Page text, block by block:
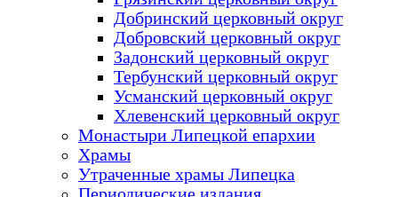
Добринский церковный округ
Добровский церковный округ
Задонский церковный округ
Тербунский церковный округ
Усманский церковный округ
Хлевенский церковный округ
Монастыри Липецкой епархии
Храмы
Утраченные храмы Липецка